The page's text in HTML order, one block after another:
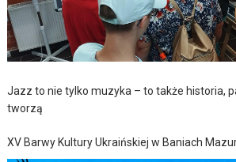
Jazz to nie tylko muzyka – to także historia,
tworzą
XV Barwy Kultury Ukraińskiej w Baniach